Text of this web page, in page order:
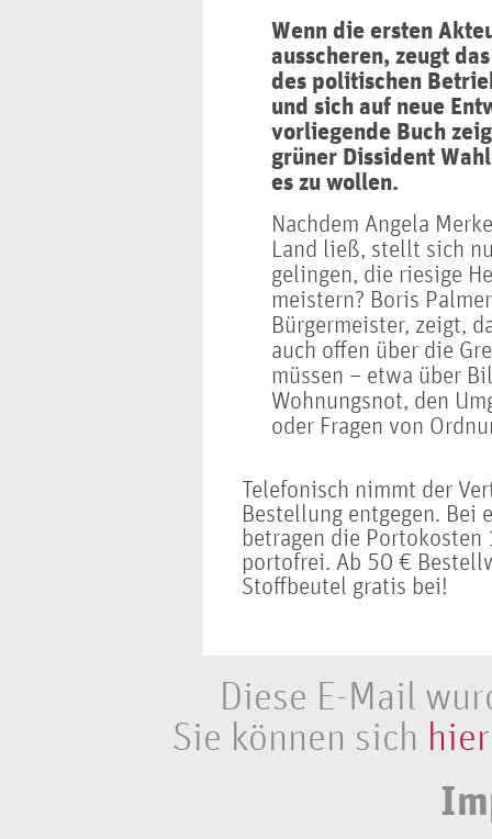
Wenn die ersten
ausscheren, zeugt
des politischen
und sich auf neue
vorliegende Buch
grüner Dissident
es zu wollen.
Nachdem Angela
Land ließ, stellt sich
gelingen, die riesige
meistern? Boris
Bürgermeister, zeigt,
auch offen über die
müssen – etwa über
Wohnungsnot, den
oder Fragen von
Telefonisch nimmt der
Bestellung entgegen.
betragen die
portofrei. Ab 50 €
Stoffbeutel gratis bei!
Diese E-Mail
Sie können sich hier